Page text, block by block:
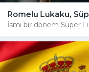
Romelu Lukaku,
İsmi bir dönem Süper